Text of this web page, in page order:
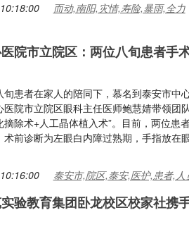
而动,南阳,灾情,寿险,暴雨,全力
院市立院区：两位八旬患者手
旬患者在家人的陪同下，慕名到泰安市中
医院市立院区眼科主任医师鲍慧婧带领团
摘除术+人工晶体植入术”。目前，两位患
术前诊断为左眼白内障过熟期，手指放在
泰安市,院区,泰安,医护,患者,人
验教育集团卧龙校区校家社携